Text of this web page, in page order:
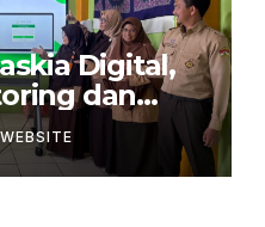
Digital,
dan
Tua